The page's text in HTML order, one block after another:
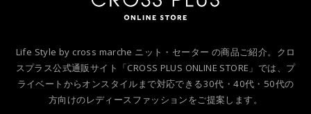
Life Style by cross marche ニット・セーター の商品ご紹介。クロ
スプラス公式通販サイト「CROSS PLUS ONLINE STORE」では、プ
ライベートからオンスタイルまで対応できる30代・40代・50代の
方向けのレディースファッションをご提案します。